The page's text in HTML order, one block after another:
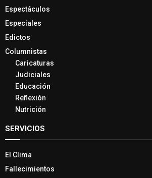
Espectáculos
Especiales
Edictos
Columnistas
Caricaturas
Judiciales
Educación
Reflexión
Nutrición
SERVICIOS
El Clima
Fallecimientos